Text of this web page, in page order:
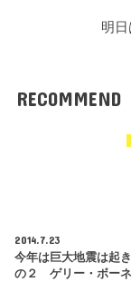
明
RECOMMEND
2014.7.23
今年は巨大地震は起
の２ ゲリー・ボー